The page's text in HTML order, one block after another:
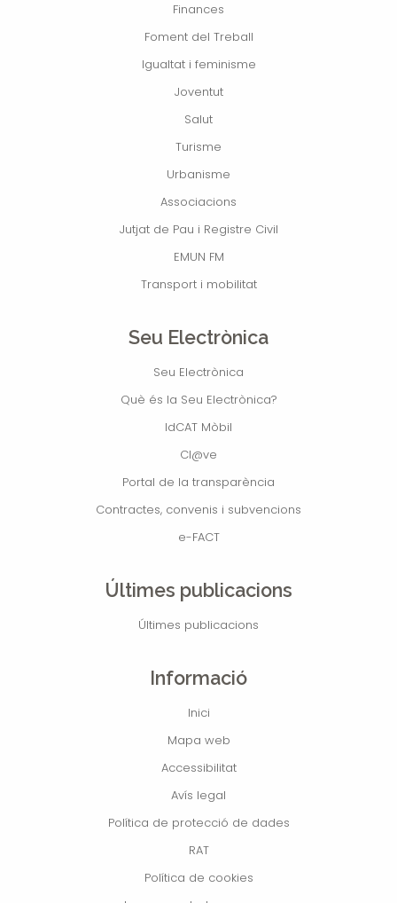
Finances
Foment del Treball
Igualtat i feminisme
Joventut
Salut
Turisme
Urbanisme
Associacions
Jutjat de Pau i Registre Civil
EMUN FM
Transport i mobilitat
Seu Electrònica
Seu Electrònica
Què és la Seu Electrònica?
IdCAT Mòbil
Cl@ve
Portal de la transparència
Contractes, convenis i subvencions
e-FACT
Últimes publicacions
Últimes publicacions
Informació
Inici
Mapa web
Accessibilitat
Avís legal
Política de protecció de dades
RAT
Política de cookies